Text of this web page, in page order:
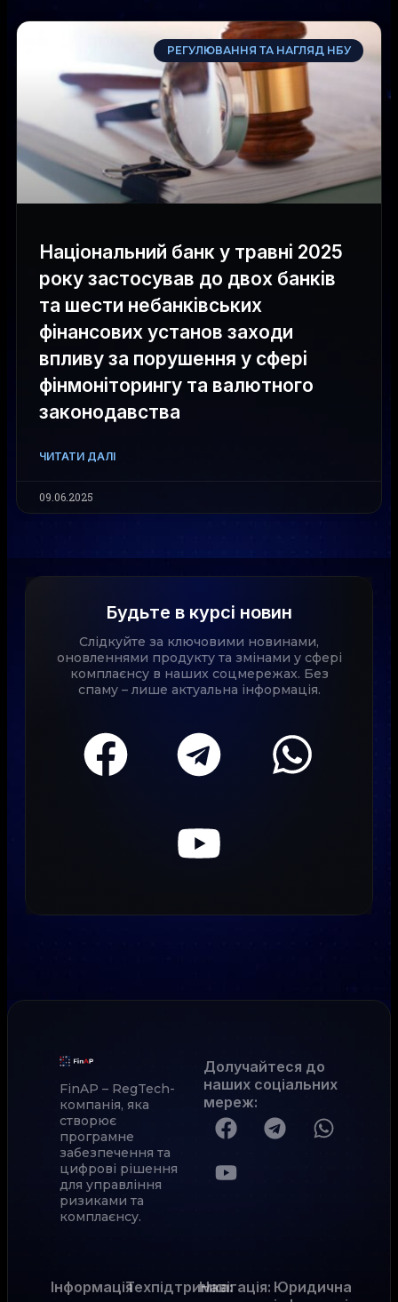
РЕГУЛЮВАННЯ ТА НАГЛЯД НБУ
Національний банк у травні 2025
року застосував до двох банків
та шести небанківських
фінансових установ заходи
впливу за порушення у сфері
фінмоніторингу та валютного
законодавства
ЧИТАТИ ДАЛІ
09.06.2025
Будьте в курсі новин
Слідкуйте за ключовими новинами,
оновленнями продукту та змінами у сфері
комплаєнсу в наших соцмережах. Без
спаму – лише актуальна інформація.
FinAP – RegTech-
компанія, яка
створює
програмне
забезпечення та
цифрові рішення
для управління
ризиками та
комплаєнсу.
Долучайтеся до
наших соціальних
мереж:
ІнформаціяТехпідтримка:Навігація: Юридична